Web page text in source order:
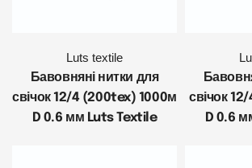
Luts textile
Бавовняні нитки для
свічок 12/4 (200tex) 1000м
D 0.6 мм Luts Textile
свічок
D 0.6